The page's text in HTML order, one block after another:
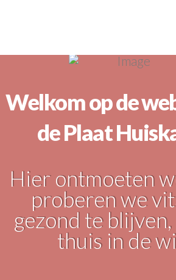
Welkom op de
de Plaat
Hier ontmoeten
proberen we
gezond te
thuis in de